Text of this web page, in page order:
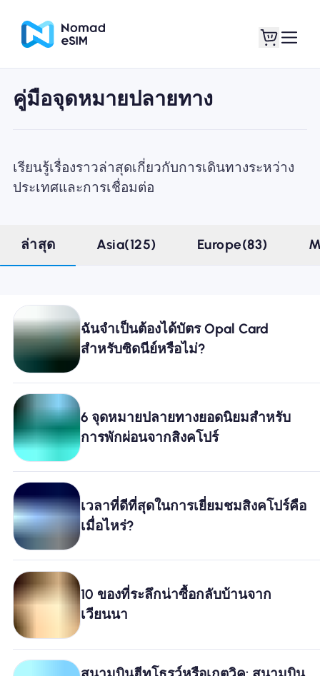
เข้าสู่ระบบ / ลง
ทำไมต้อง Nomad eSIM
การใช้ eSIM
สำหรับธุรกิจ
คู่มือจุดหมายปลายทาง
เรียนรู้เรื่องราวล่าสุดเกี่ยวกับการเดินทางระหว่าง
ประเทศและการเชื่อมต่อ
ล่าสุด Asia(125) Europe(83)
ฉันจำเป็นต้องได้บัตร Opal Card
สำหรับซิดนีย์หรือไม่?
6 จุดหมายปลายทางยอดนิยมสำหรับ
การพักผ่อนจากสิงคโปร์
เวลาที่ดีที่สุดในการเยี่ยมชมสิงคโปร์คือ
เมื่อไหร่?
10 ของที่ระลึกน่าซื้อกลับบ้านจาก
เวียนนา